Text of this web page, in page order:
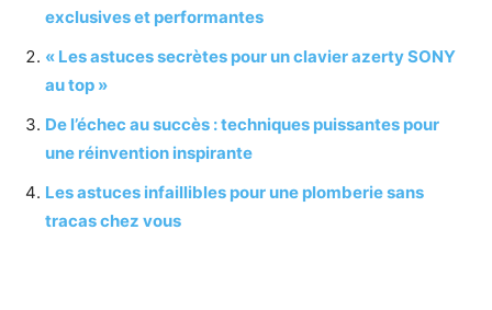
exclusives et performantes
« Les astuces secrètes pour un clavier azerty SONY
au top »
De l’échec au succès : techniques puissantes pour
une réinvention inspirante
Les astuces infaillibles pour une plomberie sans
tracas chez vous